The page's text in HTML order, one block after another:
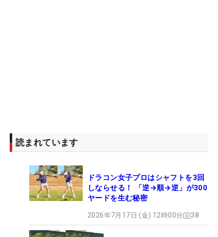
読まれています
ドラコン女子プロはシャフトを3回
しならせる！ 「逆→順→逆」が300
ヤードを生む秘密
2026年7月17日 (金) 12時00分 38